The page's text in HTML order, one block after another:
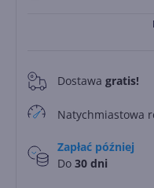
0 Dostawa gratis!
Natychmiastowa
Zapłać później
Do 30 dni